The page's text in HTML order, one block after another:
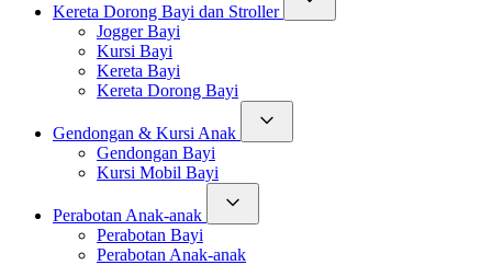
Kereta Dorong Bayi dan Stroller
Jogger Bayi
Kursi Bayi
Kereta Bayi
Kereta Dorong Bayi
Gendongan & Kursi Anak
Gendongan Bayi
Kursi Mobil Bayi
Perabotan Anak-anak
Perabotan Bayi
Perabotan Anak-anak